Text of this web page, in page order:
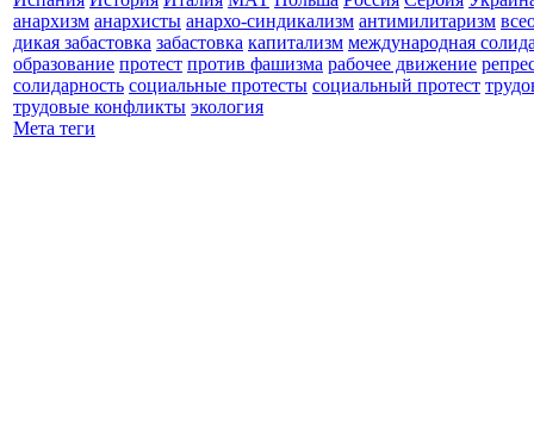
анархизм анархисты анархо-синдикализм антимилитаризм
дикая забастовка забастовка капитализм международная
образование протест против фашизма рабочее движение
солидарность социальные протесты социальный протест
трудовые конфликты экология
Мета теги